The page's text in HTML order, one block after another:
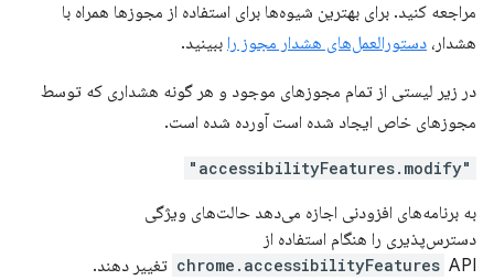
مراجعه کنید. برای بهترین شیوه‌ها برای استفاده از مجوزها همراه با
هشدار، دستورالعمل‌های هشدار مجوز را ببینید.
در زیر لیستی از تمام مجوزهای موجود و هر گونه هشداری که توسط
مجوزهای خاص ایجاد شده است آورده شده است.
"accessibilityFeatures.modify"
به برنامه‌های افزودنی اجازه می‌دهد حالت‌های ویژگی
دسترس‌پذیری را هنگام استفاده از
chrome.accessibilityFeatures API تغییر دهند.